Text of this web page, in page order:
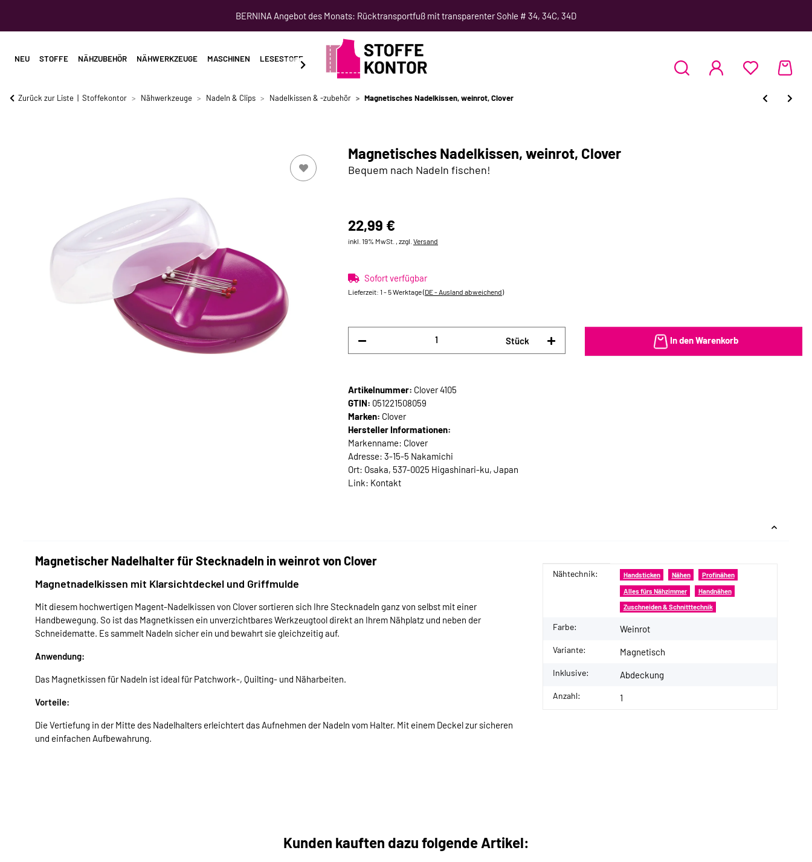
BERNINA Angebot des Monats: Rücktransportfuß mit transparenter Sohle # 34, 34C, 34D
NEU STOFFE NÄHZUBEHÖR NÄHWERKZEUGE MASCHINEN LESESTOFF SCHNITTMUSTER NÄHKURSE
Zurück zur Liste Stoffekontor Nähwerkzeuge Nadeln & Clips Nadelkissen & -zubehör Magnetisches Nadelkissen, weinrot, Clover
Magnetisches Nadelkissen, weinrot, Clover
Bequem nach Nadeln fischen!
22,99 €
inkl. 19% MwSt. , zzgl. Versand
Sofort verfügbar
Lieferzeit: 1 - 5 Werktage(DE - Ausland abweichend)
Stück In den Warenkorb
Artikelnummer: Clover 4105
GTIN: 051221508059
Marken: Clover
Hersteller Informationen:
Markenname: Clover
Adresse: 3-15-5 Nakamichi
Ort: Osaka, 537-0025 Higashinari-ku, Japan
Link: Kontakt
Magnetischer Nadelhalter für Stecknadeln in weinrot von Clover
Magnetnadelkissen mit Klarsichtdeckel und Griffmulde
Mit diesem hochwertigen Magent-Nadelkissen von Clover sortieren sich Ihre Stecknadeln ganz von selbst mit einer
Handbewegung. So ist das Magnetkissen ein unverzichtbares Werkzeugtool direkt an Ihrem Nähplatz und neben der
Schneidematte. Es sammelt Nadeln sicher ein und bewahrt sie gleichzeitig auf.
Anwendung:
Das Magnetkissen für Nadeln ist ideal für Patchwork-, Quilting- und Näharbeiten.
Vorteile:
Die Vertiefung in der Mitte des Nadelhalters erleichtert das Aufnehmen der Nadeln vom Halter. Mit einem Deckel zur sicheren
und einfachen Aufbewahrung.
Produkteigenschaft
Wert
Nähtechnik: Handsticken Nähen Profinähen
Alles fürs Nähzimmer Handnähen
Zuschneiden & Schnitttechnik
Farbe: Weinrot
Variante: Magnetisch
Inklusive: Abdeckung
Anzahl: 1
Kunden kauften dazu folgende Artikel: